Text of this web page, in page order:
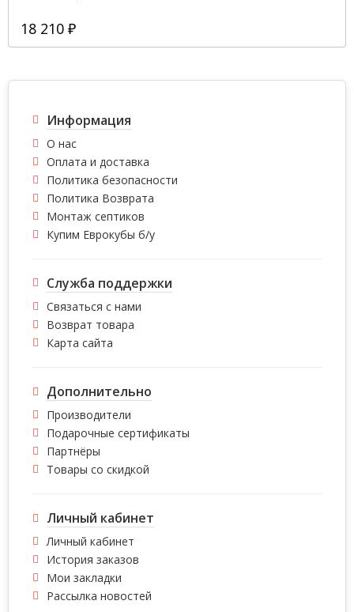
18 210 ₽
Информация
О нас
Оплата и доставка
Политика безопасности
Политика Возврата
Монтаж септиков
Купим Еврокубы б/у
Служба поддержки
Связаться с нами
Возврат товара
Карта сайта
Дополнительно
Производители
Подарочные сертификаты
Партнёры
Товары со скидкой
Личный кабинет
Личный кабинет
История заказов
Мои закладки
Рассылка новостей